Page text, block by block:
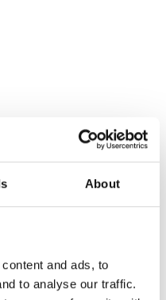
About
and ads, to
to analyse our traffic.
S. Steel Charm